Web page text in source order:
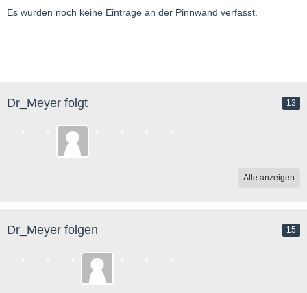
Es wurden noch keine Einträge an der Pinnwand verfasst.
Dr_Meyer folgt 13
Alle anzeigen
Dr_Meyer folgen 15